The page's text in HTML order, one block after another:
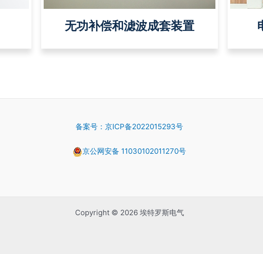
无功补偿和滤波成套装置
备案号：京ICP备2022015293号
京公网安备 11030102011270号
Copyright © 2026 埃特罗斯电气